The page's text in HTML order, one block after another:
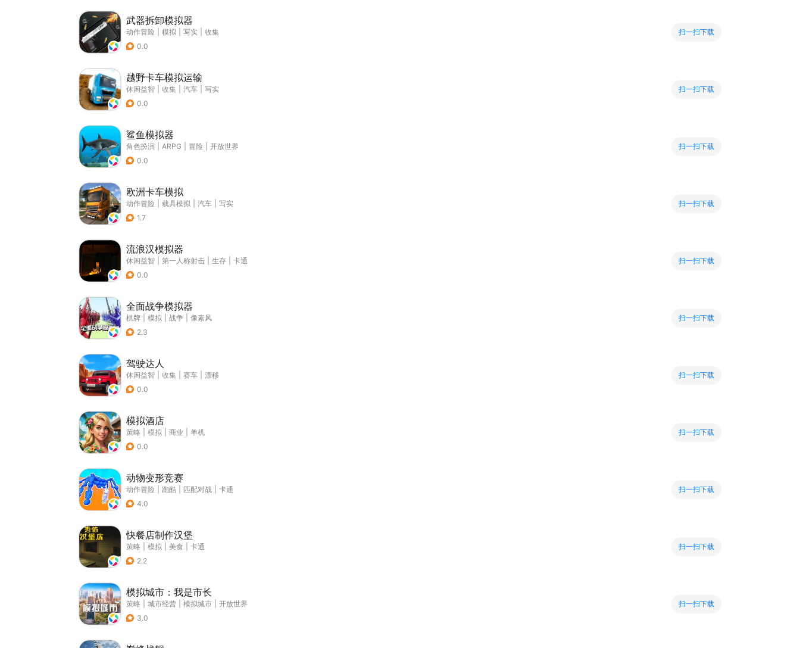
武器拆卸模拟器
动作冒险 模拟 写实
收集
0.0
扫一扫下载
越野卡车模拟运输
休闲益智 收集 汽车
写实
0.0
扫一扫下载
鲨鱼模拟器
角色扮演 ARPG 冒险
开放世界
0.0
扫一扫下载
欧洲卡车模拟
动作冒险 载具模拟 汽车
写实
1.7
扫一扫下载
流浪汉模拟器
休闲益智 第一人称射击 生存
卡通
0.0
扫一扫下载
全面战争模拟器
棋牌 模拟 战争
像素风
2.3
扫一扫下载
驾驶达人
休闲益智 收集 赛车
漂移
0.0
扫一扫下载
模拟酒店
策略 模拟 商业
单机
0.0
扫一扫下载
动物变形竞赛
动作冒险 跑酷 匹配对战
卡通
4.0
扫一扫下载
快餐店制作汉堡
策略 模拟 美食
卡通
2.2
扫一扫下载
模拟城市：我是市长
策略 城市经营 模拟城市
开放世界
3.0
扫一扫下载